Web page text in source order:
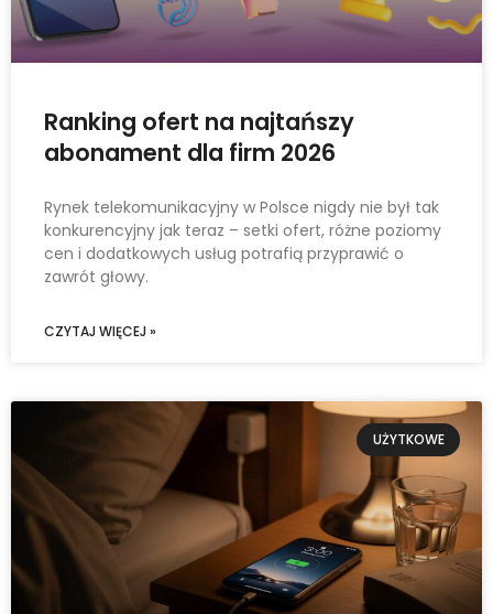
Ranking ofert na najtańszy
abonament dla firm 2026
Rynek telekomunikacyjny w Polsce nigdy nie był tak
konkurencyjny jak teraz – setki ofert, różne poziomy
cen i dodatkowych usług potrafią przyprawić o
zawrót głowy.
CZYTAJ WIĘCEJ »
UŻYTKOWE